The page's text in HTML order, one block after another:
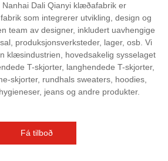
Dali Qianyi klæðafabrik er
som integrerer utvikling, design og
team av designer, inkludert uavhengige
produksjonsverksteder, lager, osb. Vi
klæsindustrien, hovedsakelig sysselaget
T-skjorter, langhendede T-skjorter,
skjorter, rundhals sweaters, hoodies,
jeans og andre produkter.
Fá tilboð